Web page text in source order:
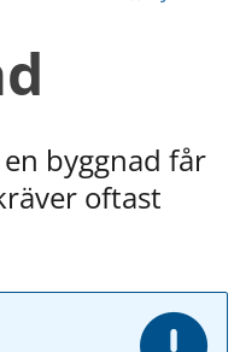
byggnad får
oftast